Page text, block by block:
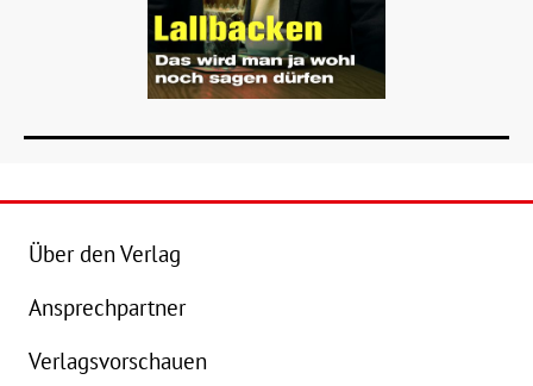
Über den Verlag
Ansprechpartner
Verlagsvorschauen